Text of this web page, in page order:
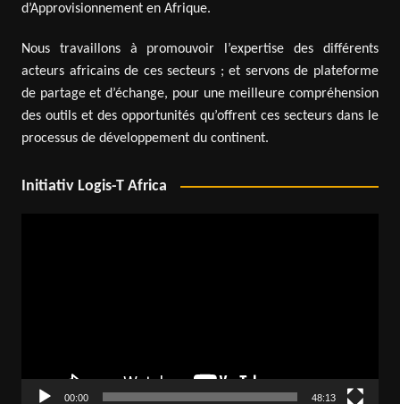
d’Approvisionnement en Afrique.
Nous travaillons à promouvoir l’expertise des différents
acteurs africains de ces secteurs ; et servons de plateforme
de partage et d’échange, pour une meilleure compréhension
des outils et des opportunités qu’offrent ces secteurs dans le
processus de développement du continent.
Initiativ Logis-T Africa
00:00 48:13